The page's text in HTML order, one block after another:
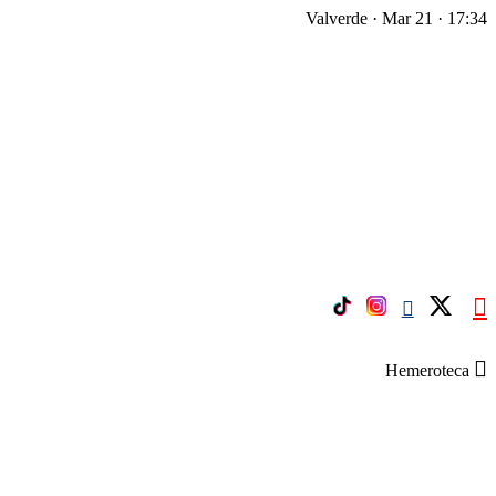
Valverde · Mar 21 · 17:34
Hemeroteca